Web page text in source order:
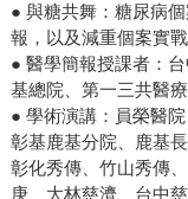
● 與糖共舞：糖尿病
報，以及減重個案實戰
● 醫學簡報授課者：
基總院、第一三共醫療
● 學術演講：員榮醫
彰基鹿基分院、鹿基
彰化秀傳、竹山秀傳
庚、大林慈濟、台中